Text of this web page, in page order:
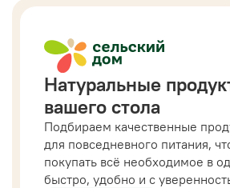
Натуральные
вашего стола
Подбираем качественные
для повседневного питания,
покупать всё необходимое в
быстро, удобно и с